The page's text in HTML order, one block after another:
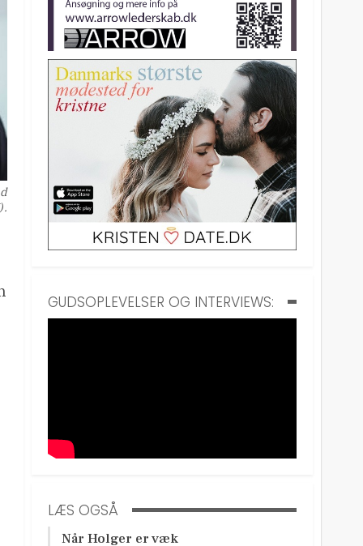
GUDSOPLEVELSER OG INTERVIEWS:
LÆS OGSÅ
Når Holger er væk